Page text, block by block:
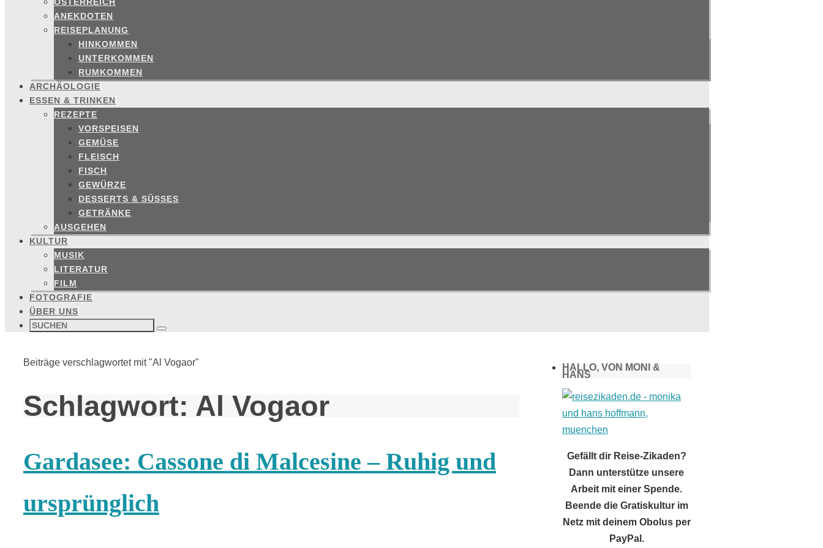
ANEKDOTEN
REISEPLANUNG
HINKOMMEN
UNTERKOMMEN
RUMKOMMEN
ARCHÄOLOGIE
ESSEN & TRINKEN
REZEPTE
VORSPEISEN
GEMÜSE
FLEISCH
FISCH
GEWÜRZE
DESSERTS & SÜSSES
GETRÄNKE
AUSGEHEN
KULTUR
MUSIK
LITERATUR
FILM
FOTOGRAFIE
ÜBER UNS
Suchen
nach: Suchen
Start
Beiträge verschlagwortet mit "Al Vogaor"
Schlagwort: Al Vogaor
Gardasee: Cassone di Malcesine – Ruhig und
ursprünglich
HALLO, VON MONI &
HANS
Gefällt dir Reise-Zikaden?
Dann unterstütze unsere
Arbeit mit einer Spende.
Beende die Gratiskultur im
Netz mit deinem Obolus per
PayPal.